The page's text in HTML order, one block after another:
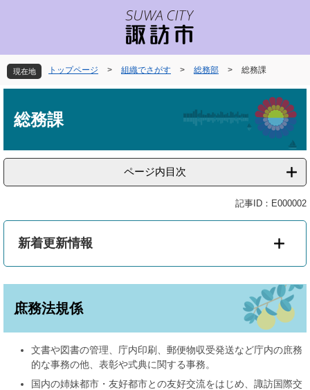
先
頭
を
飛
文
現在地 トップページ > 組織でさがす > 総務部 > 総務課
総務課
ページ内目次
記事ID：E000002
新着更新情報
庶務法規係
文書や図書の管理、庁内印刷、郵便物収受発送など庁内の庶務
的な事務の他、表彰や式典に関する事務。
国内の姉妹都市・友好都市との友好交流をはじめ、諏訪国際交